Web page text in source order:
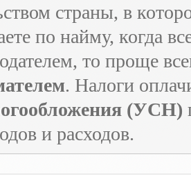
страны, в
по найму, когда
то проще
. Налоги
(УСН)
и расходов.